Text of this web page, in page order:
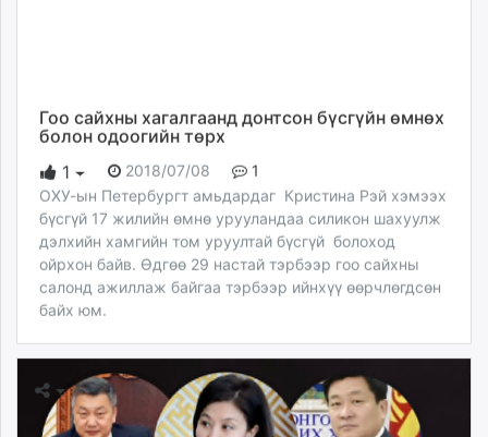
Гоо сайхны хагалгаанд донтсон бүсгүйн өмнөх
болон одоогийн төрх
1
2018/07/08
1
ОХУ-ын Петербургт амьдардаг Кристина Рэй хэмээх
бүсгүй 17 жилийн өмнө урууландаа силикон шахуулж
дэлхийн хамгийн том уруултай бүсгүй болоход
ойрхон байв. Өдгөө 29 настай тэрбээр гоо сайхны
салонд ажиллаж байгаа тэрбээр ийнхүү өөрчлөгдсөн
байх юм.